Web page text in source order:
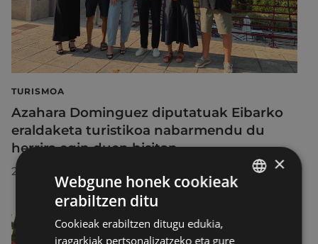
TURISMOA
Azahara Dominguez diputatuak Eibarko
eraldaketa turistikoa nabarmendu du
herrira egin duen bisitan
2026/07/30 ×
Webgune honek cookieak
erabiltzen ditu
Cookieak erabiltzen ditugu edukia,
iragarkiak pertsonalizatzeko eta gure